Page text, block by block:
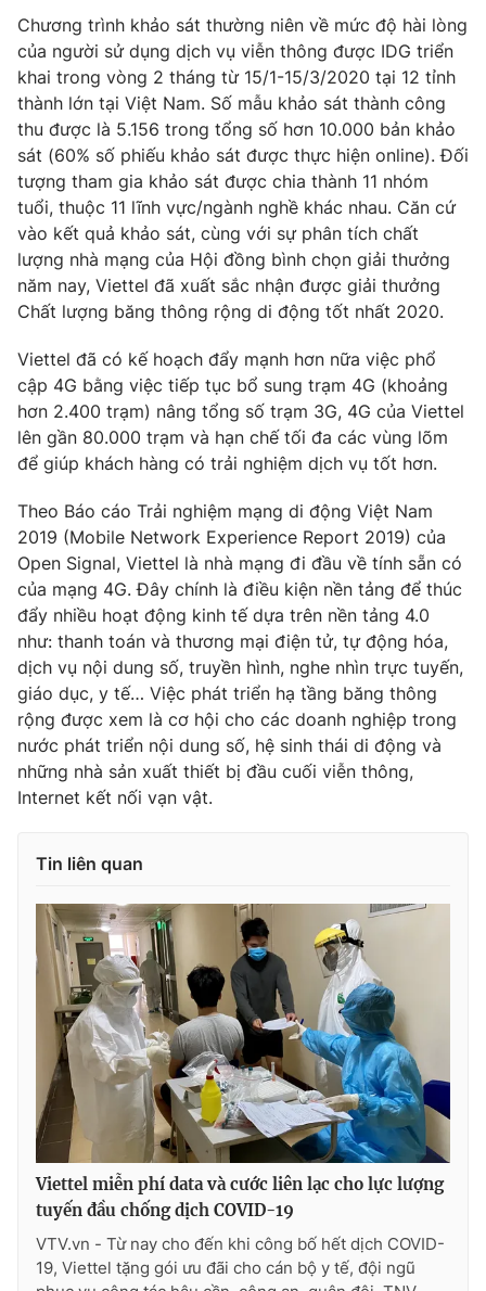
Giải sao mai
Chất lượng cuộc sống
Tuyển sinh
Học trực tuyến
Công nghệ
Hitech Công nghệ tương lai
Sản phẩm
Thị trường
Tư vấn
Giao lưu trực tuyến
Lịch phát sóng
Chuyên mục khác
Emagazine Podcast
Photo Infographic
Video Shorts video
VTV Money VTV Thể thao
VTV Sức khoẻ Bất động sản
Thị trường 24h Tấm lòng Việt
VTV4 Vươn mình bằng AI
VTV9 VTV8
Liên hệ tòa soạn
THỜI BÁO VTV
Theo dõi báo trên
Cơ quan chủ quản:
Đài Truyền hình Việt Nam
Cơ quan báo chí:Thời báo VTV
Giấy phép hoạt động báo in và báo điện tử số 483/GP-BTTTT
cấp ngày 29/12/2023
Tổng Biên tập:Vũ Thanh Thủy
Phó Tổng Biên tập:Nguyễn Thị Mỹ Hạnh, Phạm Quốc Thắng,
Nguyễn Trọng Ninh
Tổng đài VTV:024.38 355 931 - 024.38 355 932
Chương trình khảo sát thường niên về mức độ hài lòng
của người sử dụng dịch vụ viễn thông được IDG triển
khai trong vòng 2 tháng từ 15/1-15/3/2020 tại 12 tỉnh
thành lớn tại Việt Nam. Số mẫu khảo sát thành công
thu được là 5.156 trong tổng số hơn 10.000 bản khảo
sát (60% số phiếu khảo sát được thực hiện online). Đối
tượng tham gia khảo sát được chia thành 11 nhóm
tuổi, thuộc 11 lĩnh vực/ngành nghề khác nhau. Căn cứ
vào kết quả khảo sát, cùng với sự phân tích chất
lượng nhà mạng của Hội đồng bình chọn giải thưởng
năm nay, Viettel đã xuất sắc nhận được giải thưởng
Chất lượng băng thông rộng di động tốt nhất 2020.
Viettel đã có kế hoạch đẩy mạnh hơn nữa việc phổ
cập 4G bằng việc tiếp tục bổ sung trạm 4G (khoảng
hơn 2.400 trạm) nâng tổng số trạm 3G, 4G của Viettel
lên gần 80.000 trạm và hạn chế tối đa các vùng lõm
để giúp khách hàng có trải nghiệm dịch vụ tốt hơn.
Theo Báo cáo Trải nghiệm mạng di động Việt Nam
2019 (Mobile Network Experience Report 2019) của
Open Signal, Viettel là nhà mạng đi đầu về tính sẵn có
của mạng 4G. Đây chính là điều kiện nền tảng để thúc
đẩy nhiều hoạt động kinh tế dựa trên nền tảng 4.0
như: thanh toán và thương mại điện tử, tự động hóa,
dịch vụ nội dung số, truyền hình, nghe nhìn trực tuyến,
giáo dục, y tế… Việc phát triển hạ tầng băng thông
rộng được xem là cơ hội cho các doanh nghiệp trong
nước phát triển nội dung số, hệ sinh thái di động và
những nhà sản xuất thiết bị đầu cuối viễn thông,
Internet kết nối vạn vật.
Tin liên quan
Viettel miễn phí data và cước liên lạc cho lực lượng
tuyến đầu chống dịch COVID-19
VTV.vn - Từ nay cho đến khi công bố hết dịch COVID-
19, Viettel tặng gói ưu đãi cho cán bộ y tế, đội ngũ